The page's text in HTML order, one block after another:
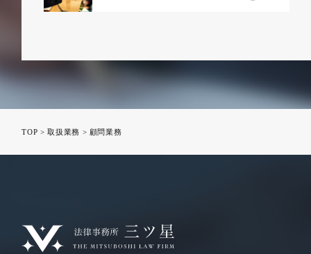
TOP >取扱業務 > 顧問業務